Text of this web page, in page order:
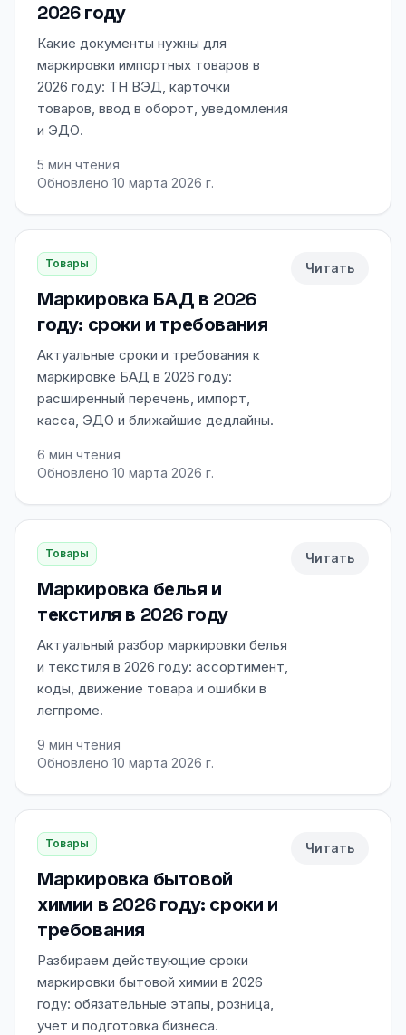
2026 году
Какие документы нужны для
маркировки импортных товаров в
2026 году: ТН ВЭД, карточки
товаров, ввод в оборот, уведомления
и ЭДО.
5 мин чтения
Обновлено 10 марта 2026 г.
Товары
Маркировка БАД в 2026
году: сроки и требования
Актуальные сроки и требования к
маркировке БАД в 2026 году:
расширенный перечень, импорт,
касса, ЭДО и ближайшие дедлайны.
6 мин чтения
Обновлено 10 марта 2026 г.
Читать
Товары
Маркировка белья и
текстиля в 2026 году
Актуальный разбор маркировки белья
и текстиля в 2026 году: ассортимент,
коды, движение товара и ошибки в
легпроме.
9 мин чтения
Обновлено 10 марта 2026 г.
Читать
Товары
Маркировка бытовой
химии в 2026 году: сроки и
требования
Разбираем действующие сроки
маркировки бытовой химии в 2026
году: обязательные этапы, розница,
учет и подготовка бизнеса.
Читать